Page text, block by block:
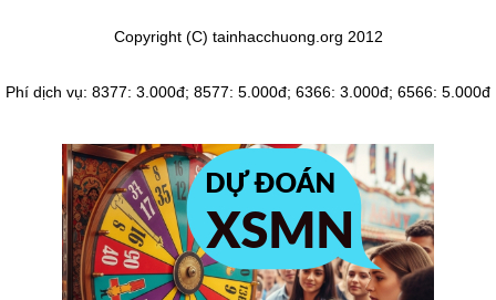
Copyright (C) tainhacchuong.org 2012
Phí dịch vụ: 8377: 3.000đ; 8577: 5.000đ; 6366: 3.000đ; 6566: 5.000đ